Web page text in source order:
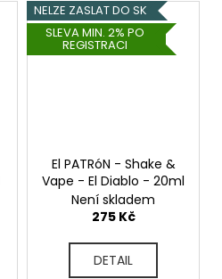
NELZE ZASLAT DO SK
SLEVA MIN. 2% PO
REGISTRACI
El PATRóN - Shake &
Vape - El Diablo - 20ml
Není skladem
275 Kč
DETAIL